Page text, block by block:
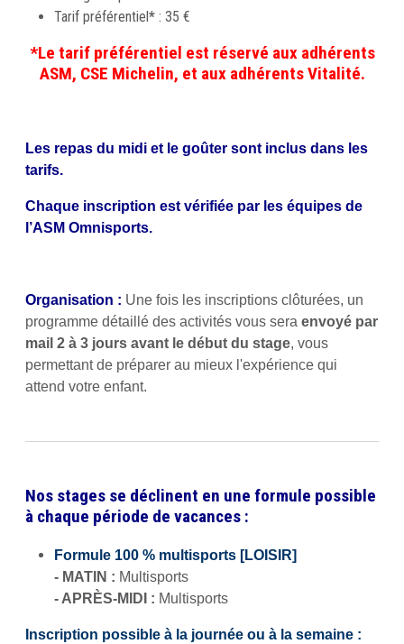
Tarif préférentiel* : 35 €
*Le tarif préférentiel est réservé aux adhérents
ASM, CSE Michelin, et aux adhérents Vitalité.
Les repas du midi et le goûter sont inclus dans les
tarifs.
Chaque inscription est vérifiée par les équipes de
l’ASM Omnisports.
Organisation : Une fois les inscriptions clôturées, un
programme détaillé des activités vous sera envoyé par
mail 2 à 3 jours avant le début du stage, vous
permettant de préparer au mieux l'expérience qui
attend votre enfant.
Nos stages se déclinent en une formule possible
à chaque période de vacances :
Formule 100 % multisports [LOISIR]
- MATIN : Multisports
- APRÈS-MIDI : Multisports
Inscription possible à la journée ou à la semaine :